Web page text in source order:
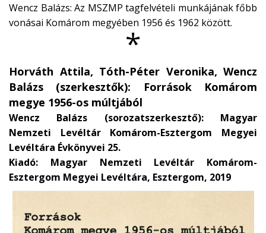
Wencz Balázs: Az MSZMP tagfelvételi munkájának főbb
vonásai Komárom megyében 1956 és 1962 között.
*
Horváth Attila, Tóth-Péter Veronika, Wencz
Balázs (szerkesztők): Források Komárom
megye 1956-os múltjából
Wencz Balázs (sorozatszerkesztő): Magyar
Nemzeti Levéltár Komárom-Esztergom Megyei
Levéltára Évkönyvei 25.
Kiadó: Magyar Nemzeti Levéltár Komárom-
Esztergom Megyei Levéltára, Esztergom, 2019